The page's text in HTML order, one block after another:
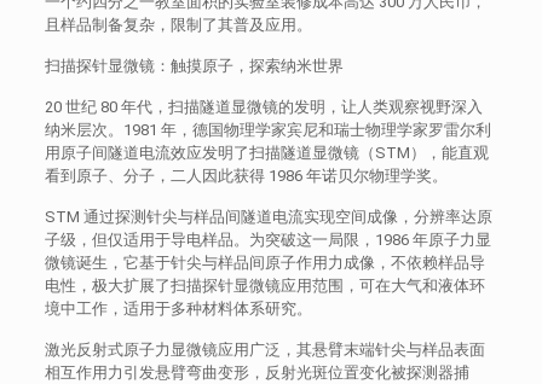
且样品制备复杂，限制了其普及应用。
扫描探针显微镜：触摸原子，探索纳米世界
20 世纪 80 年代，扫描隧道显微镜的发明，让人类观察视野深入
纳米层次。1981 年，德国物理学家宾尼和瑞士物理学家罗雷尔利
用原子间隧道电流效应发明了扫描隧道显微镜（STM），能直观
看到原子、分子，二人因此获得 1986 年诺贝尔物理学奖。
STM 通过探测针尖与样品间隧道电流实现空间成像，分辨率达原
子级，但仅适用于导电样品。为突破这一局限，1986 年原子力显
微镜诞生，它基于针尖与样品间原子作用力成像，不依赖样品导
电性，极大扩展了扫描探针显微镜应用范围，可在大气和液体环
境中工作，适用于多种材料体系研究。
激光反射式原子力显微镜应用广泛，其悬臂末端针尖与样品表面
相互作用力引发悬臂弯曲变形，反射光斑位置变化被探测器捕